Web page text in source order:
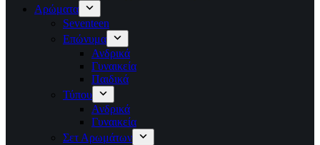
Αρώματα
Seventeen
Επώνυμα
Ανδρικά
Γυναικεία
Παιδικά
Τύπου
Ανδρικά
Γυναικεία
Σετ Αρωμάτων